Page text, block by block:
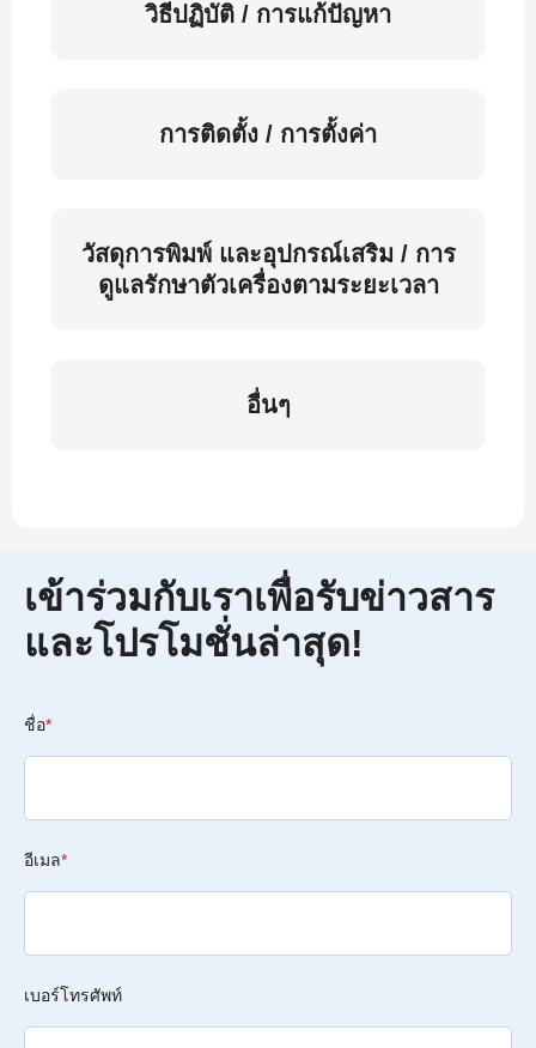
วิธีปฏิบัติ / การแก้ปัญหา
การติดตั้ง / การตั้งค่า
วัสดุการพิมพ์ และอุปกรณ์เสริม / การ
ดูแลรักษาตัวเครื่องตามระยะเวลา
อื่นๆ
เข้าร่วมกับเราเพื่อรับข่าวสาร
และโปรโมชั่นล่าสุด!
ชื่อ*
อีเมล*
เบอร์โทรศัพท์